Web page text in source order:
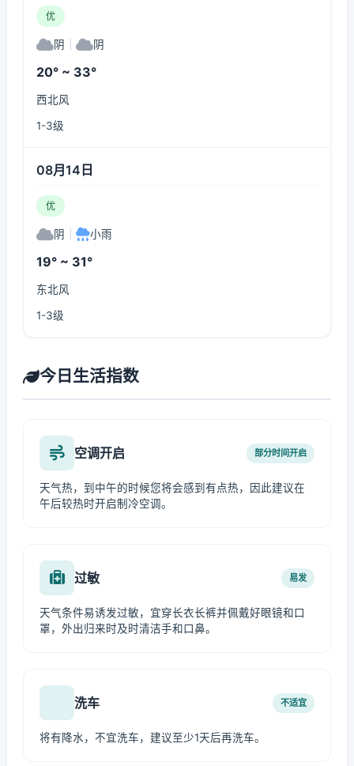
优
阴 阴
20° ~ 33°
西北风
1-3级
08月14日
优
阴 小雨
19° ~ 31°
东北风
1-3级
今日生活指数
空调开启 部分时间开启
天气热，到中午的时候您将会感到有点热，因此建议在
午后较热时开启制冷空调。
过敏 易发
天气条件易诱发过敏，宜穿长衣长裤并佩戴好眼镜和口
罩，外出归来时及时清洁手和口鼻。
洗车 不适宜
将有降水，不宜洗车，建议至少1天后再洗车。